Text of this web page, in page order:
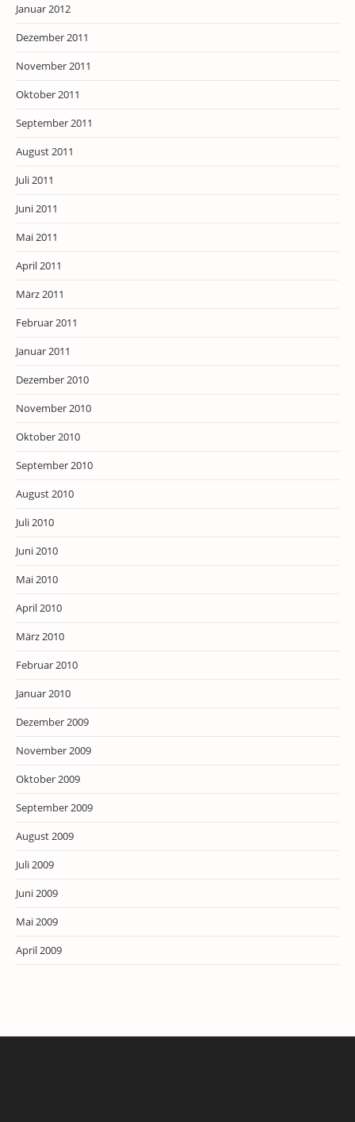
Januar 2012
Dezember 2011
November 2011
Oktober 2011
September 2011
August 2011
Juli 2011
Juni 2011
Mai 2011
April 2011
März 2011
Februar 2011
Januar 2011
Dezember 2010
November 2010
Oktober 2010
September 2010
August 2010
Juli 2010
Juni 2010
Mai 2010
April 2010
März 2010
Februar 2010
Januar 2010
Dezember 2009
November 2009
Oktober 2009
September 2009
August 2009
Juli 2009
Juni 2009
Mai 2009
April 2009